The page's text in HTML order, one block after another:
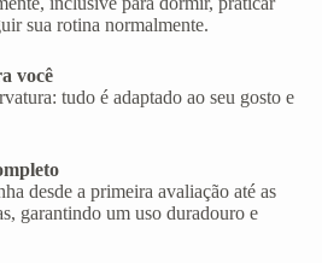
sua rotina normalmente.
você
tudo é adaptado ao seu gosto e
desde a primeira avaliação até as
garantindo um uso duradouro e